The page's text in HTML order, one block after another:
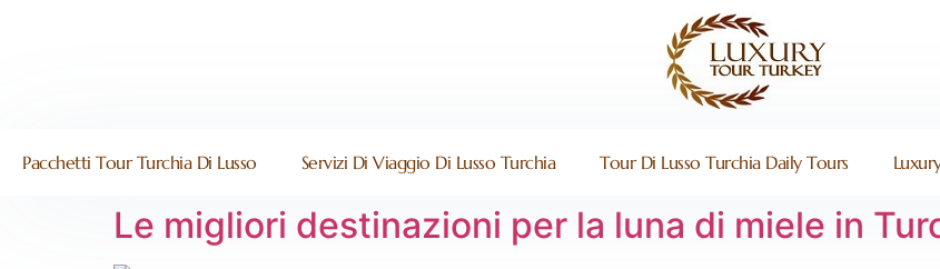
Pacchetti Tour Turchia Di Lusso Servizi Di Viaggio Di Lusso Turchia Tour Di Lusso Turchia Daily Tours
Le migliori destinazioni per la luna di miele in